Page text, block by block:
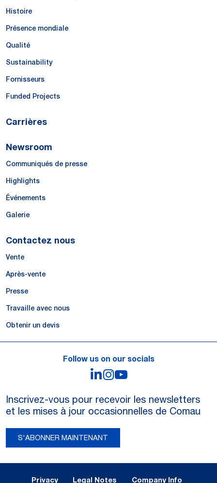
Histoire
Présence mondiale
Qualité
Sustainability
Fornisseurs
Funded Projects
Carrières
Newsroom
Communiqués de presse
Highlights
Événements
Galerie
Contactez nous
Vente
Après-vente
Presse
Travaille avec nous
Obtenir un devis
Follow us on our socials
LinkedIn
Instagram
Inscrivez-vous pour recevoir les newsletters
et les mises à jour occasionnelles de Comau
S'ABONNER MAINTENANT
Privacy Legal Notes Company Info